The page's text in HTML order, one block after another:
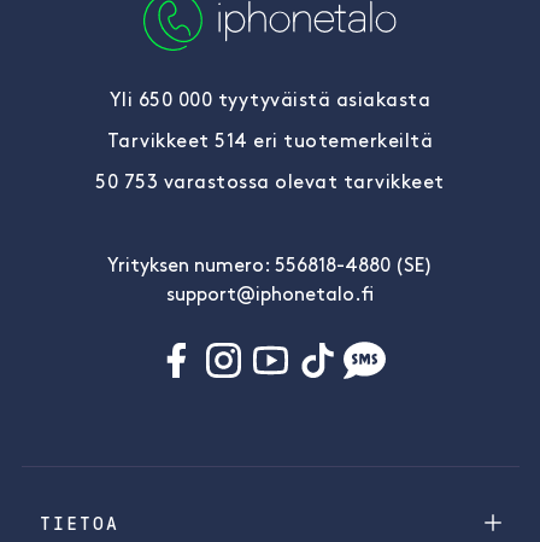
Yli 650 000 tyytyväistä asiakasta
Tarvikkeet 514 eri tuotemerkeiltä
50 753 varastossa olevat tarvikkeet
Yrityksen numero: 556818-4880 (SE)
support@iphonetalo.fi
TIETOA